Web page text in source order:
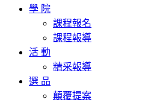
學 院
課程報名
課程報導
活 動
精采報導
選 品
顛覆提案